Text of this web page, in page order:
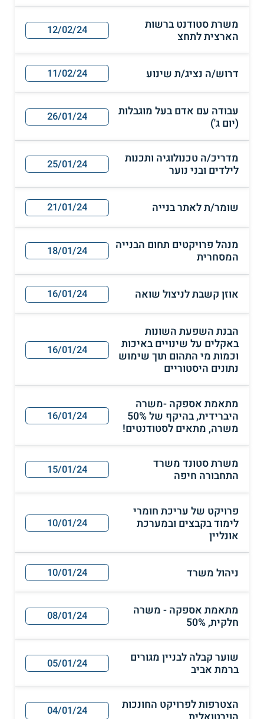
משרת סטודנט ברשות
הארצית לתחצ
12/02/24
דרוש/ה נציג/ת שינוע 11/02/24
עבודה עם אדם בעל מוגבלות
(יום ג')
26/01/24
מדריכ/ה טכנולוגיה ותכנות
לילדים ובני נוער
25/01/24
שומר/ת לאתר בנייה 21/01/24
מנהל פרויקטים תחום הבנייה
המסחרית
18/01/24
אוזן קשבת לניצול שואה 16/01/24
הבנת השפעת השונות
באקלים על שינויים באיכות
וכמות מי התהום תוך שימוש
נתונים היסטוריים
16/01/24
מתאמת אספקה -משרה
היברידית, בהיקף של 50%
משרה, מתאים לסטודנטים!
16/01/24
משרת סטונד משרד
התחבורה חיפה
15/01/24
פרויקט של עריכת חומרי
לימוד בקבצים ובמערכת
אונליין
10/01/24
ניהול משרד 10/01/24
מתאמת אספקה - משרה
חלקית, 50%
08/01/24
שוער קבלה לבניין מגורים
ברמת אביב
05/01/24
הצטרפות לפרויקט החונכות
04/01/24